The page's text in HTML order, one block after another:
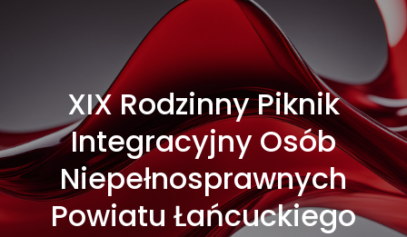
XIX Rodzinny Piknik
Integracyjny Osób
Niepełnosprawnych
Powiatu Łańcuckiego